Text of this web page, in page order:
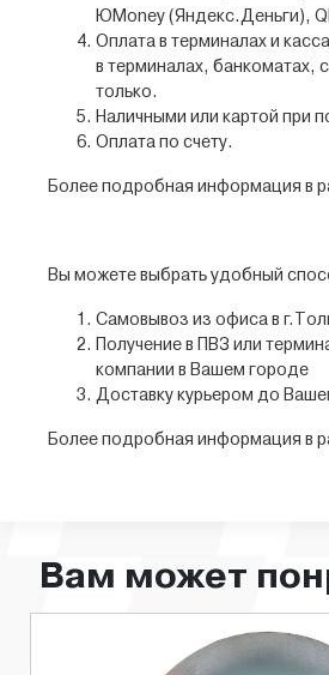
ЮMoney (Яндекс.Деньги),
Оплата в терминалах и
в терминалах, банкоматах,
только.
Наличными или картой при
Оплата по счету.
Более подробная информация в
Вы можете выбрать удобный
Самовывоз из офиса в
Получение в ПВЗ или
компании в Вашем городе
Доставку курьером до
Более подробная информация в
Вам может